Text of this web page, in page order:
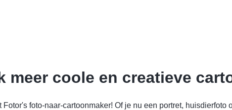
meer coole en creatieve
Fotor's foto-naar-cartoonmaker! Of je nu een portret, huisdierfoto